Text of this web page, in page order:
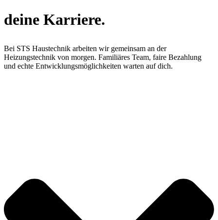
deine Karriere.
Bei STS Haustechnik arbeiten wir gemeinsam an der
Heizungstechnik von morgen. Familiäres Team, faire Bezahlung
und echte Entwicklungsmöglichkeiten warten auf dich.